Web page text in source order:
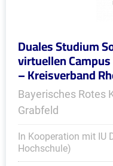
Duales Studium
virtuellen
– Kreisverband
Bayerisches Rotes
Grabfeld
In Kooperation mit IU
Hochschule)